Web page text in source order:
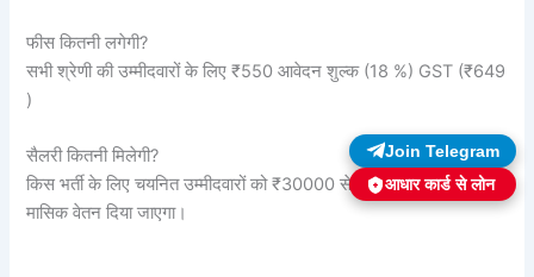
फीस कितनी लगेगी?
सभी श्रेणी की उम्मीदवारों के लिए ₹550 आवेदन शुल्क (18 %) GST (₹649
)
सैलरी कितनी मिलेगी?
किस भर्ती के लिए चयनित उम्मीदवारों को ₹30000 से लेकर ₹40000 तक
मासिक वेतन दिया जाएगा।
Join Telegram
आधार कार्ड से लोन